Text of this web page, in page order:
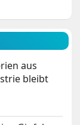
aus
bleibt